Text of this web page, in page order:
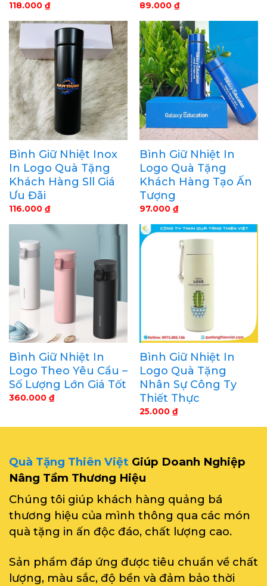
118.000 ₫ 89.000 ₫
Bình Giữ Nhiệt Inox
In Logo Quà Tặng
Khách Hàng Sll Giá
Ưu Đãi
116.000 ₫
Bình Giữ Nhiệt In
Logo Quà Tặng
Khách Hàng Tạo Ấn
Tượng
97.000 ₫
Bình Giữ Nhiệt In
Logo Theo Yêu Cầu –
Số Lượng Lớn Giá Tốt
360.000 ₫
Bình Giữ Nhiệt In
Logo Quà Tặng
Nhân Sự Công Ty
Thiết Thực
25.000 ₫
Quà Tặng Thiên Việt Giúp Doanh Nghiệp
Nâng Tầm Thương Hiệu
Chúng tôi giúp khách hàng quảng bá
thương hiệu của mình thông qua các món
quà tặng in ấn độc đáo, chất lượng cao.
Sản phẩm đáp ứng được tiêu chuẩn về chất
lượng, màu sắc, độ bền và đảm bảo thời